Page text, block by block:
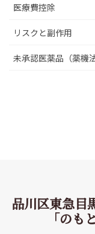
医療費控除
リスクと副作用
未承認医薬品（薬機法
品川区東急目
「のも